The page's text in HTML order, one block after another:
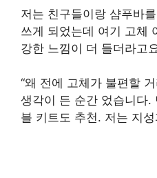
저는 친구들이랑 샴푸바
쓰게 되었는데 여기 고체
강한 느낌이 더 들더라고
“왜 전에 고체가 불편할
생각이 든 순간 었습니다.
블 키트도 추천. 저는 지